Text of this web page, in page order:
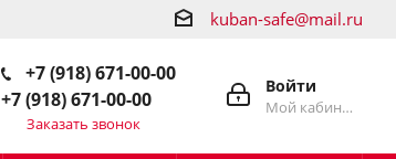
kuban-safe@mail.ru
Войти
Мой кабинет
+7 (918) 671-00-00
+7 (918) 671-00-00
Заказать звонок